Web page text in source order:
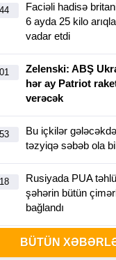
Faciəli hadisə
6 ayda 25 kilo
vadar etdi
Zelenski: ABŞ
hər ay Patriot
verəcək
Bu içkilər
təzyiqə səbəb ola
Rusiyada PUA
şəhərin bütün
bağlandı
16 yaşlı Asimanın
tapıldı
BÜTÜN